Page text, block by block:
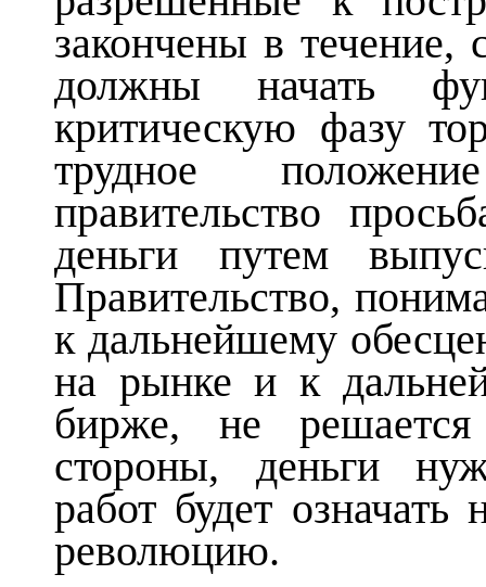
закончены в
должны начать
критическую фазу
трудное
правительство
деньги путем
Правительство,
к дальнейшему
на рынке и к
бирже, не
стороны, деньги
работ будет означать
революцию.